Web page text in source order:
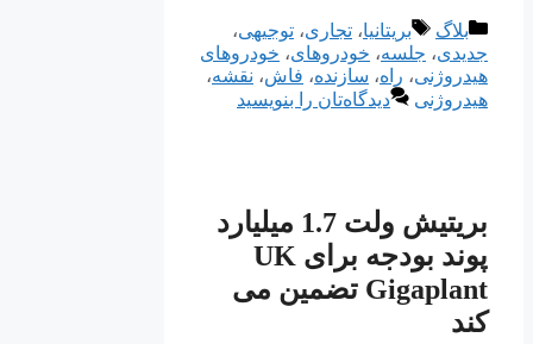
دسته‌ها
بلاگ برچسب‌ها
بریتانیا، تجاری، توجیهی،
جدیدی، جلسه، خودروهای، خودروهای
هیدروژنی، راه، سازنده، فاش، نقشه،
هیدروژنی
دیدگاه‌تان را بنویسید
بریتیش ولت 1.7 میلیارد
پوند بودجه برای UK
Gigaplant تضمین می
کند